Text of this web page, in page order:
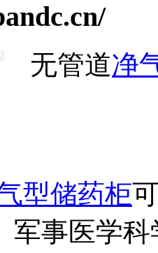
无管道净
型储药柜
军事医学